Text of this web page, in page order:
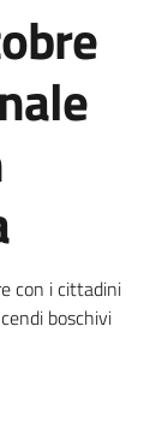
con i cittadini
boschivi